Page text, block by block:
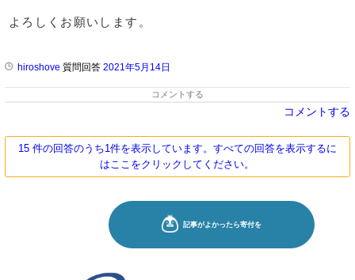
よろしくお願いします。
hiroshove 質問回答 2021年5月14日
コメントする
コメントする
15 件の回答のうち1件を表示しています。すべての回答を表示するに
はここをクリックしてください。